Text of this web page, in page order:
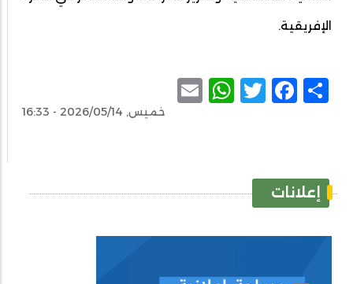
الإفريقية.
Share
Facebook
Twitter
WhatsApp
خميس, 2026/05/14 - 16:33
إعلانات